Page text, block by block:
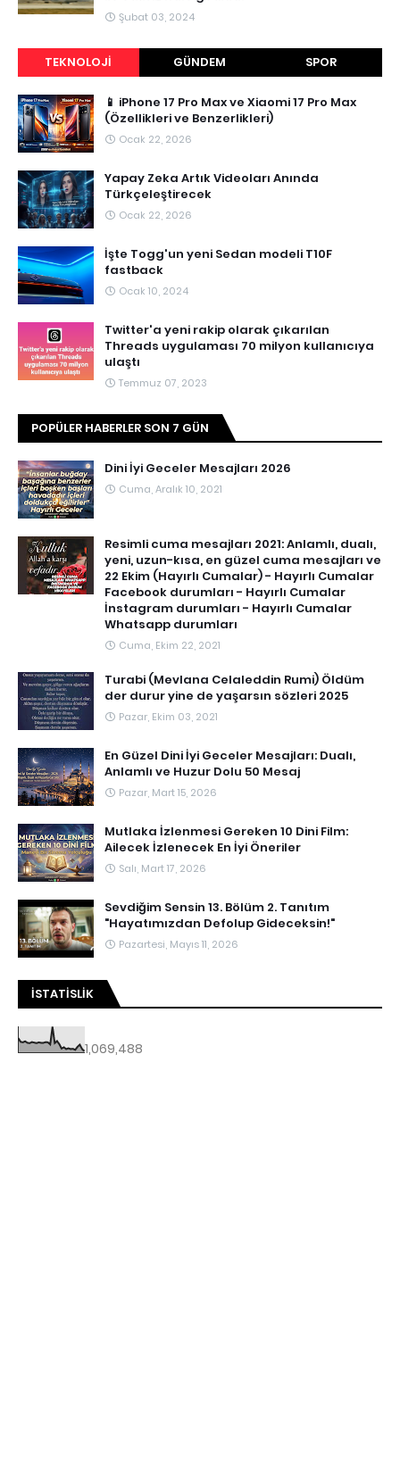
Şubat 03, 2024
TEKNOLOJI GÜNDEM SPOR
📱 iPhone 17 Pro Max ve Xiaomi 17 Pro Max
(Özellikleri ve Benzerlikleri)
Ocak 22, 2026
Yapay Zeka Artık Videoları Anında
Türkçeleştirecek
Ocak 22, 2026
İşte Togg'un yeni Sedan modeli T10F
fastback
Ocak 10, 2024
Twitter'a yeni rakip olarak çıkarılan
Threads uygulaması 70 milyon kullanıcıya
ulaştı
Temmuz 07, 2023
POPÜLER HABERLER SON 7 GÜN
Dini İyi Geceler Mesajları 2026
Cuma, Aralık 10, 2021
Resimli cuma mesajları 2021: Anlamlı, dualı,
yeni, uzun-kısa, en güzel cuma mesajları ve
22 Ekim (Hayırlı Cumalar) - Hayırlı Cumalar
Facebook durumları - Hayırlı Cumalar
İnstagram durumları - Hayırlı Cumalar
Whatsapp durumları
Cuma, Ekim 22, 2021
Turabi (Mevlana Celaleddin Rumi) Öldüm
der durur yine de yaşarsın sözleri 2025
Pazar, Ekim 03, 2021
En Güzel Dini İyi Geceler Mesajları: Dualı,
Anlamlı ve Huzur Dolu 50 Mesaj
Pazar, Mart 15, 2026
Mutlaka İzlenmesi Gereken 10 Dini Film:
Ailecek İzlenecek En İyi Öneriler
Salı, Mart 17, 2026
Sevdiğim Sensin 13. Bölüm 2. Tanıtım
"Hayatımızdan Defolup Gideceksin!"
Pazartesi, Mayıs 11, 2026
İSTATISLIK
1,069,488